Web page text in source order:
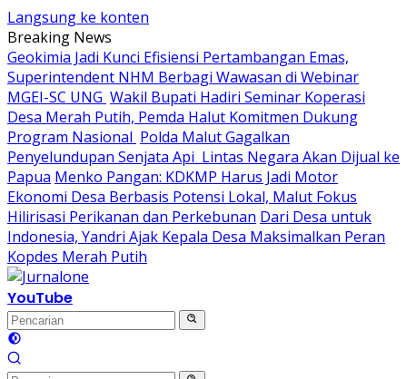
Langsung ke konten
Breaking News
Geokimia Jadi Kunci Efisiensi Pertambangan Emas,
Superintendent NHM Berbagi Wawasan di Webinar
MGEI-SC UNG Wakil Bupati Hadiri Seminar Koperasi
Desa Merah Putih, Pemda Halut Komitmen Dukung
Program Nasional Polda Malut Gagalkan
Penyelundupan Senjata Api Lintas Negara Akan Dijual ke
Papua Menko Pangan: KDKMP Harus Jadi Motor
Ekonomi Desa Berbasis Potensi Lokal, Malut Fokus
Hilirisasi Perikanan dan Perkebunan Dari Desa untuk
Indonesia, Yandri Ajak Kepala Desa Maksimalkan Peran
Kopdes Merah Putih
YouTube